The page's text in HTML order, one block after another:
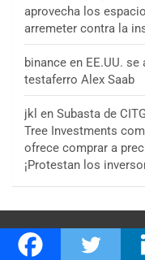
aprovecha los
arremeter contra la
binance en EE.UU.
testaferro Alex Saab
jkl en Subasta de
Tree Investments
ofrece comprar a
¡Protestan los
NOSOTROS